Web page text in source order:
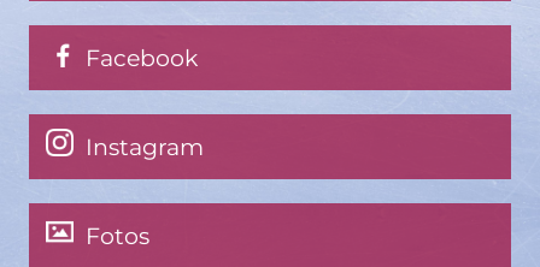
Facebook
Instagram
Fotos